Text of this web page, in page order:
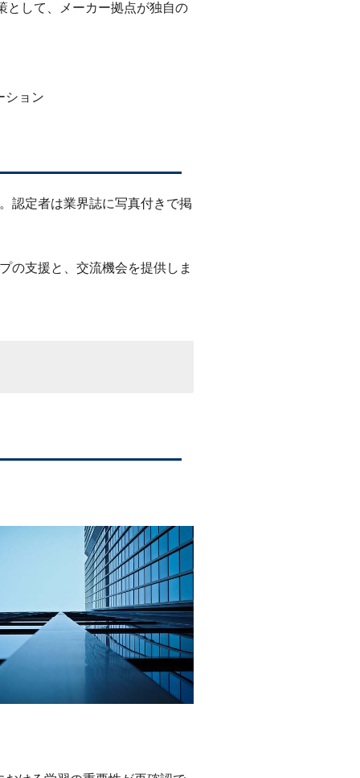
として、メーカー拠点が独自の
ション
認定者は業界誌に写真付きで掲
の支援と、交流機会を提供しま